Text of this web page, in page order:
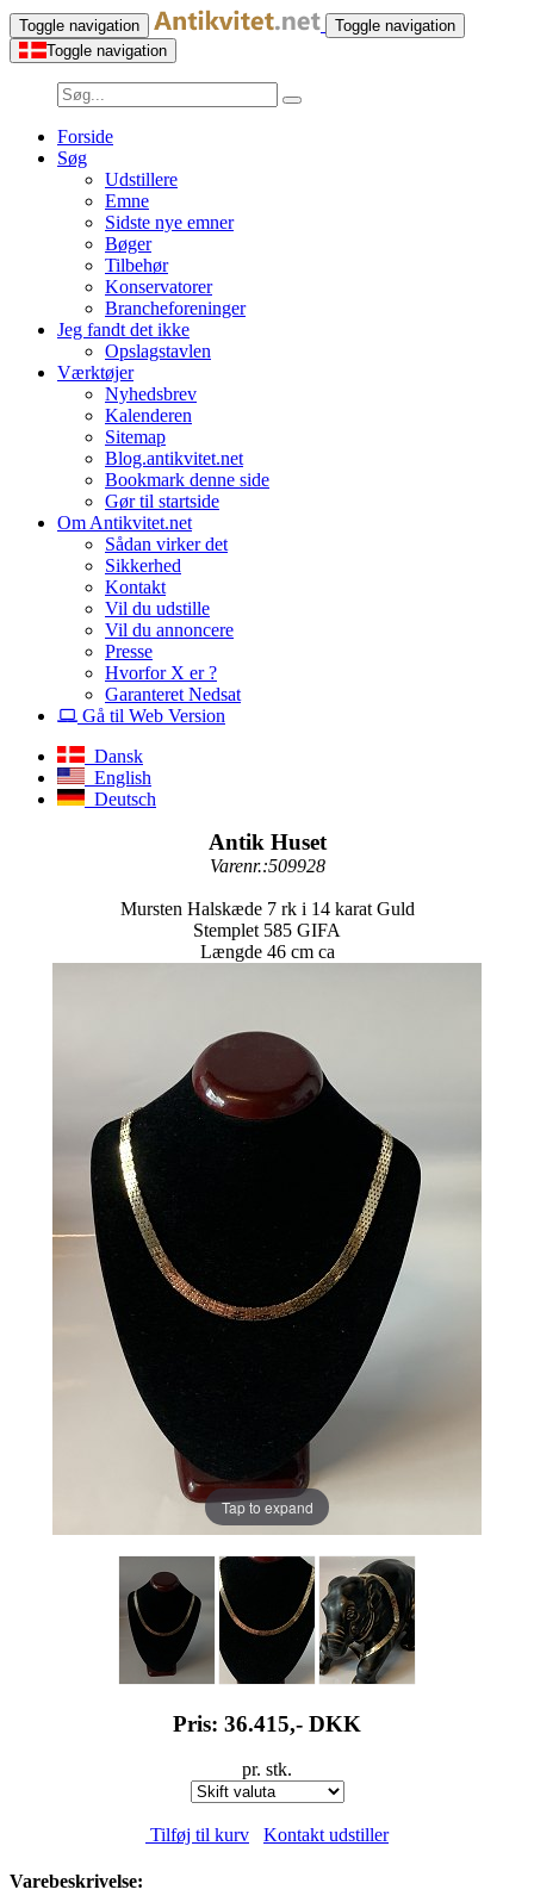
Toggle navigation
Toggle navigation
Toggle navigation
Forside
Søg
Udstillere
Emne
Sidste nye emner
Bøger
Tilbehør
Konservatorer
Brancheforeninger
Jeg fandt det ikke
Opslagstavlen
Værktøjer
Nyhedsbrev
Kalenderen
Sitemap
Blog.antikvitet.net
Bookmark denne side
Gør til startside
Om Antikvitet.net
Sådan virker det
Sikkerhed
Kontakt
Vil du udstille
Vil du annoncere
Presse
Hvorfor X er ?
Garanteret Nedsat
Gå til Web Version
Dansk
English
Deutsch
Antik Huset
Varenr.:509928
Mursten Halskæde 7 rk i 14 karat Guld
Stemplet 585 GIFA
Længde 46 cm ca
Tap to expand
Pris: 36.415,- DKK
pr. stk.
Tilføj til kurv Kontakt udstiller
Varebeskrivelse: